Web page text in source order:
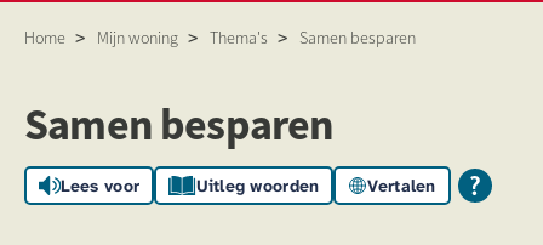
Home Mijn woning Thema's Samen besparen
Samen besparen
Samen besparen
Lees voor Uitleg woorden Vertalen